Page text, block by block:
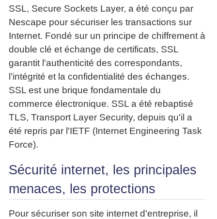
SSL, Secure Sockets Layer, a été conçu par
Nescape pour sécuriser les transactions sur
Internet. Fondé sur un principe de chiffrement à
double clé et échange de certificats, SSL
garantit l'authenticité des correspondants,
l'intégrité et la confidentialité des échanges.
SSL est une brique fondamentale du
commerce électronique. SSL a été rebaptisé
TLS, Transport Layer Security, depuis qu'il a
été repris par l'IETF (Internet Engineering Task
Force).
Sécurité internet, les principales
menaces, les protections
Pour sécuriser son site internet d'entreprise, il